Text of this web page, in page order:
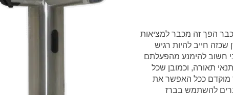
כבר הפך זה מכבר למציאות
חייב להיות רגיש
חשוב להימנע מהפעלתם
תאורה, וכמובן שכל
מוקדם ככל האפשר את
להשתמש בברז